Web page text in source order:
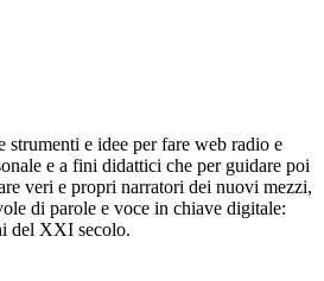
strumenti e idee per fare web radio e
e a fini didattici che per guidare poi
veri e propri narratori dei nuovi mezzi,
di parole e voce in chiave digitale:
del XXI secolo.